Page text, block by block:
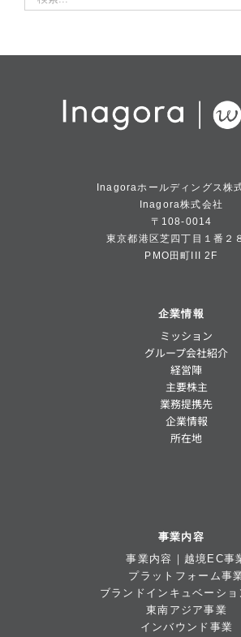
索
Inagoraホールディングス株
Inagora株式会社
〒108-0014
東京都港区芝四丁目１番２
PMO田町III 2F
企業情報
ミッション
グループ会社紹介
経営陣
主要株主
業務提携先
企業情報
所在地
事業内容
事業内容｜越境EC事
プラットフォーム事
ブランドインキュベーショ
東南アジア事業
インバウンド事業